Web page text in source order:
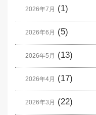
2026年7月 (1)
2026年6月 (5)
2026年5月 (13)
2026年4月 (17)
2026年3月 (22)